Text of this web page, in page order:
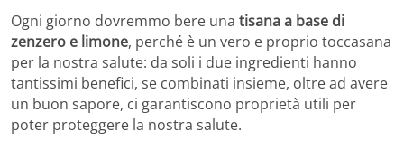
Ogni giorno dovremmo bere una tisana a base di
zenzero e limone, perché è un vero e proprio toccasana
per la nostra salute: da soli i due ingredienti hanno
tantissimi benefici, se combinati insieme, oltre ad avere
un buon sapore, ci garantiscono proprietà utili per
poter proteggere la nostra salute.